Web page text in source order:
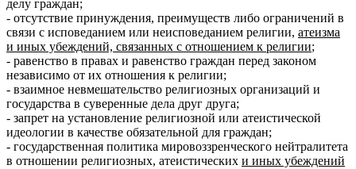
делу граждан;
- отсутствие принуждения, преимуществ либо ограничений в
связи с исповеданием или неисповеданием религии, атеизма
и иных убеждений, связанных с отношением к религии;
- равенство в правах и равенство граждан перед законом
независимо от их отношения к религии;
- взаимное невмешательство религиозных организаций и
государства в суверенные дела друг друга;
- запрет на установление религиозной или атеистической
идеологии в качестве обязательной для граждан;
- государственная политика мировоззренческого нейтралитета
в отношении религиозных, атеистических и иных убеждений